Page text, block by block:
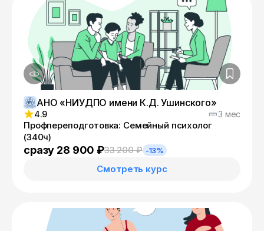
АНО «НИУДПО имени К.Д. Ушинского»
4.9 3 мес
Профпереподготовка: Семейный психолог
(340ч)
сразу 28 900 ₽33 200 ₽ -13%
Смотреть курс